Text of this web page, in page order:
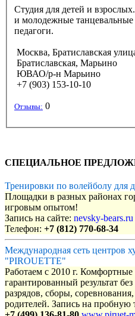
Студия для детей и
и молодежные
педагоги.
Москва, Братиславская
Братиславская, Марьино
ЮВАО/р-н Марьино
+7 (903) 153-10-10
Отзывы: 0
СПЕЦИАЛЬНОЕ
Тренировки по волейболу для
Площадки в разных районах
игровым опытом!
Запись на сайте: nevsky-bears.ru
Телефон: +7 (812) 770-68-34
Международная сеть центров
"PIROUETTE"
Работаем с 2010 г.
гарантированный результат
разрядов, сборы,
родителей. Запись на пробную